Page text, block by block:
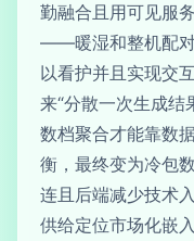
勤融合且用可见服
——暖湿和整机配对
以看护并且实现交
来“分散一次生成结
数档聚合才能靠数
衡，最终变为冷包
连且后端减少技术
供给定位市场化嵌